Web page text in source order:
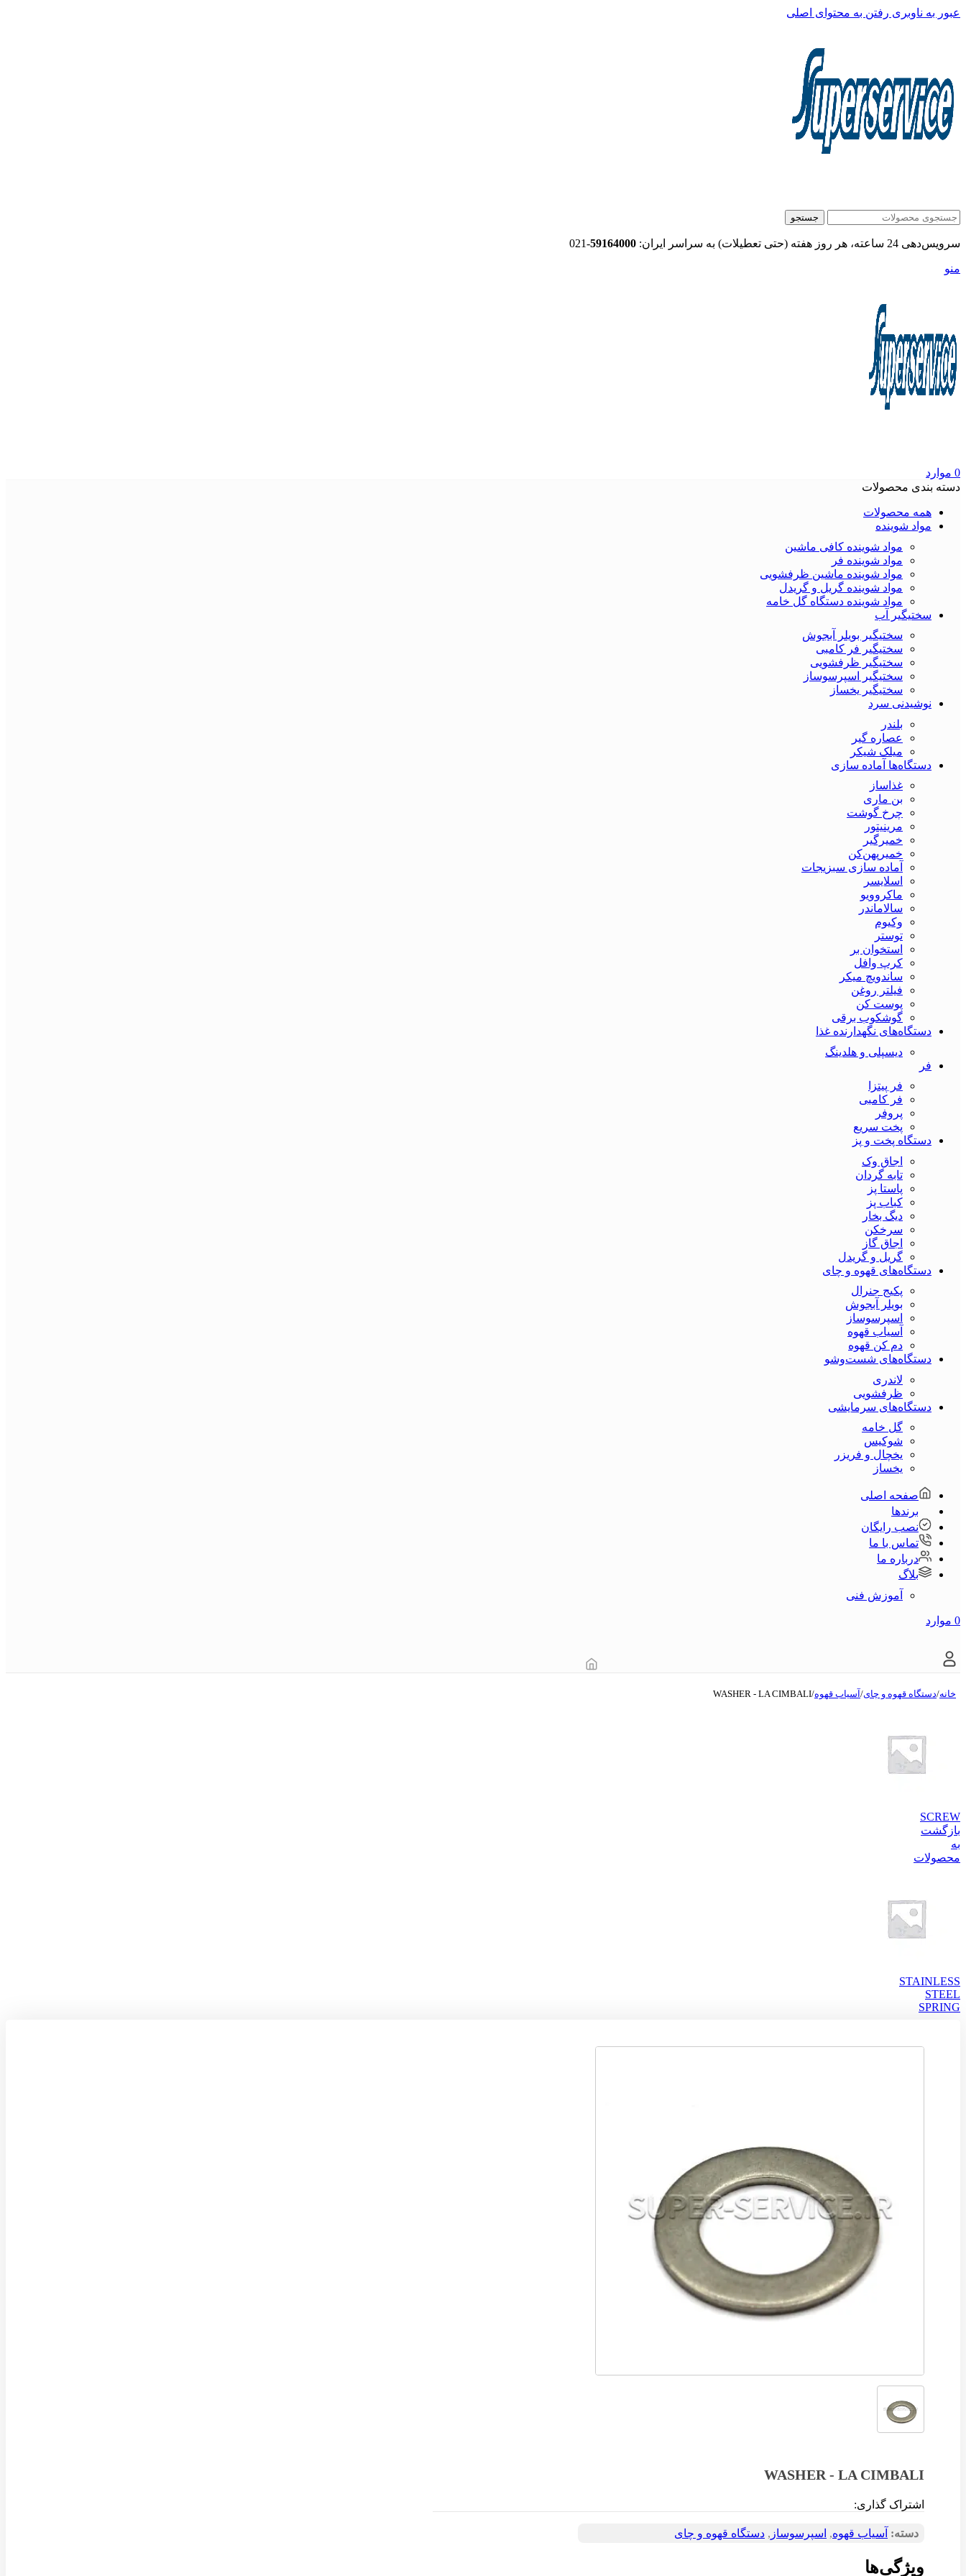
عبور به ناوبری رفتن به محتوای اصلی
جستجو
سرویس‌دهی 24 ساعته، هر روز هفته (حتی تعطیلات) به سراسر ایران: 59164000
-021
منو
0 موارد
دسته بندی محصولات
همه محصولات
مواد شوینده
مواد شوینده کافی ماشین
مواد شوینده فر
مواد شوینده ماشین ظرفشویی
مواد شوینده گریل و گریدل
مواد شوینده دستگاه گل خامه
سختیگیر آب
سختیگیر بویلر آبجوش
سختیگیر فر کامبی
سختیگیر ظرفشویی
سختیگیر اسپرسوساز
سختیگیر یخساز
نوشیدنی سرد
بلندر
عصاره گیر
میلک شیکر
دستگاه‌ها آماده سازی
غذاساز
بن ماری
چرخ گوشت
مرینیتور
خمیرگیر
خمیر‌پهن‌کن
آماده سازی سبزیجات
اسلایسر
ماکروویو
سالاماندر
وکیوم
توستر
استخوان بر
کرپ وافل
ساندویچ میکر
فیلتر روغن
پوست کن
گوشکوب برقی
دستگاه‌های نگهدارنده غذا
دیسپلی و هلدینگ
فر
فر پیتزا
فر کامبی
پروفر
پخت سریع
دستگاه‌ پخت و پز
اجاق وک
تابه گردان
پاستا پز
کباب پز
دیگ بخار
سرخکن
اجاق گاز
گریل و گریدل
دستگاه‌های قهوه و چای
پکیج جنرال
بویلر آبجوش
اسپرسوساز
آسیاب قهوه
دم کن قهوه
دستگاه‌های شست‌و‌شو
لاندری
ظرفشویی
دستگاه‌های سرمایشی
گل خامه
شوکیس
یخچال و فریزر
یخساز
صفحه اصلی
برندها
نصب رایگان
تماس با ما
درباره ما
بلاگ
آموزش فنی
0 موارد
خانه/دستگاه قهوه و چای/آسیاب قهوه/
WASHER - LA CIMBALI
SCREW
بازگشت
به
محصولات
STAINLESS
STEEL
SPRING
WASHER - LA CIMBALI
اشتراک گذاری:
دسته: آسیاب قهوه, اسپرسوساز , دستگاه قهوه و چای
ویژگی‌ها